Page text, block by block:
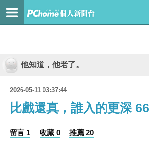
他知道，他老了。
2026-05-11 03:37:44
比戲還真，誰入的更深 66
留言 1 收藏 0 推薦 20